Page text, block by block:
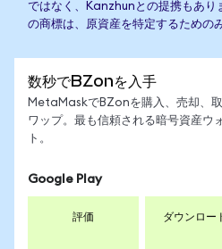
ではなく、Kanzhunとの提携もあり
の商標は、原資産を特定するための
数秒でBZonを入手
MetaMaskでBZonを購入、売却、
ワップ。最も信頼される暗号資産ウ
ト。
Google Play
評価 ダウンロー